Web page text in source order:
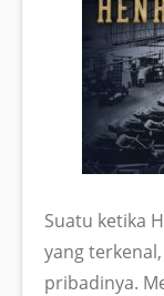
Suatu ketika
yang
pribadinya.